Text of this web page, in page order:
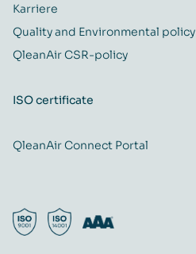
Karriere
Quality and Environmental policy
QleanAir CSR-policy
ISO certificate
QleanAir Connect Portal